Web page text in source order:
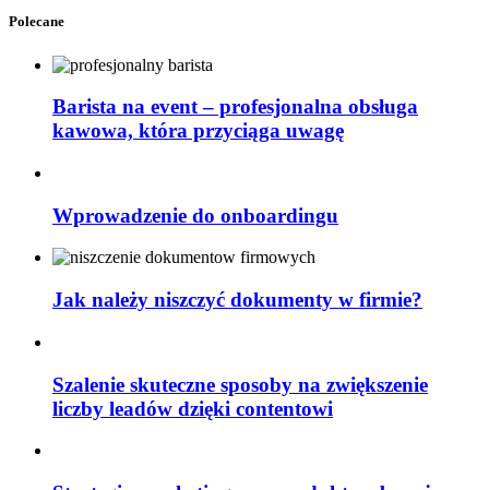
Polecane
Barista na event – profesjonalna obsługa
kawowa, która przyciąga uwagę
Wprowadzenie do onboardingu
Jak należy niszczyć dokumenty w firmie?
Szalenie skuteczne sposoby na zwiększenie
liczby leadów dzięki contentowi